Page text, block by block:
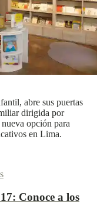
abre sus puertas
dirigida por
opción para
en Lima.
Conoce a los